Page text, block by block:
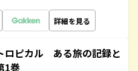
詳細を見る
ロピカル ある旅の記録と
1巻